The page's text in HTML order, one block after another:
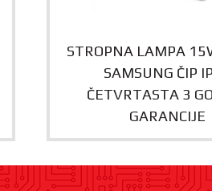
STROPNA LAMPA
SAMSUNG ČIP
ČETVRTASTA 3
GARANCIJE